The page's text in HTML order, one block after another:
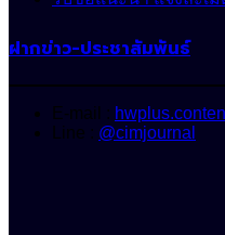
ฝากข่าว-ประชาสัมพันธ์
E-mail :
Line : @cimjournal